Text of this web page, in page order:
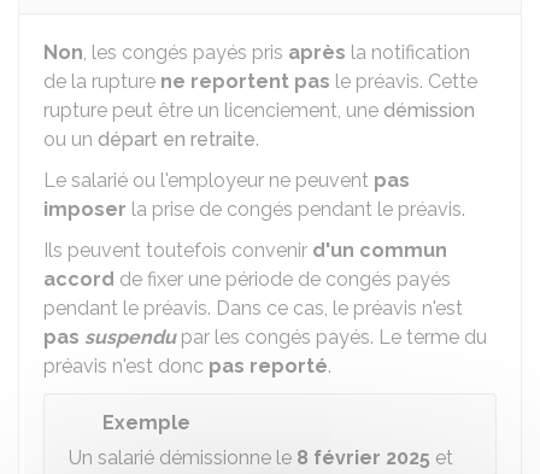
Non, les congés payés pris après la notification
de la rupture ne reportent pas le préavis. Cette
rupture peut être un licenciement, une démission
ou un départ en retraite.
Le salarié ou l'employeur ne peuvent pas
imposer la prise de congés pendant le préavis.
Ils peuvent toutefois convenir d'un commun
accord de fixer une période de congés payés
pendant le préavis. Dans ce cas, le préavis n'est
pas suspendupar les congés payés. Le terme du
préavis n'est donc pas reporté.
Exemple
Un salarié démissionne le 8 février 2025 et